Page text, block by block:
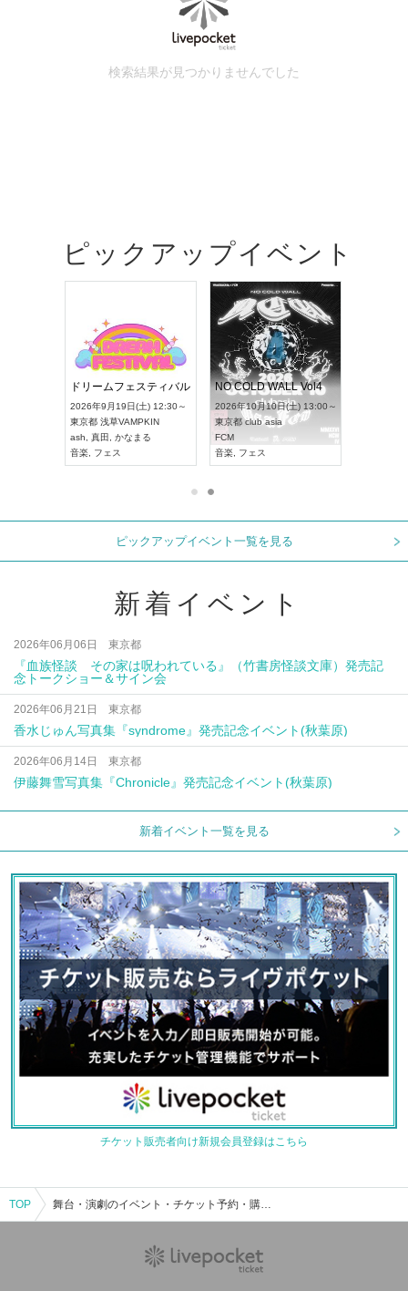
検索結果が見つかりませんでした
ピックアップイベント
ドリームフェスティバル
2026年9月19日(土) 12:30～
東京都 浅草VAMPKIN
ash
真田
かなまる
音楽
フェス
NO COLD WALL Vol4
2026年10月10日(土) 13:00～
東京都 club asia
FCM
音楽
フェス
ピックアップイベント一覧を見る
新着イベント
2026年06月06日 東京都
『血族怪談 その家は呪われている』（竹書房怪談文庫）発売記
念トークショー＆サイン会
2026年06月21日 東京都
香水じゅん写真集『syndrome』発売記念イベント(秋葉原)
2026年06月14日 東京都
伊藤舞雪写真集『Chronicle』発売記念イベント(秋葉原)
新着イベント一覧を見る
チケット販売者向け新規会員登録はこちら
TOP 舞台・演劇のイベント・チケット予約・購入・販売情報一覧